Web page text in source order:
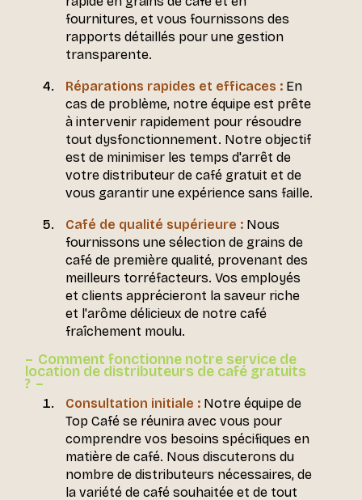
fournitures, et vous fournissons des
rapports détaillés pour une gestion
transparente.
Réparations rapides et efficaces : En
cas de problème, notre équipe est prête
à intervenir rapidement pour résoudre
tout dysfonctionnement. Notre objectif
est de minimiser les temps d'arrêt de
votre distributeur de café gratuit et de
vous garantir une expérience sans faille.
Café de qualité supérieure : Nous
fournissons une sélection de grains de
café de première qualité, provenant des
meilleurs torréfacteurs. Vos employés
et clients apprécieront la saveur riche
et l'arôme délicieux de notre café
fraîchement moulu.
Comment fonctionne notre service de
location de distributeurs de café gratuits
?
Consultation initiale : Notre équipe de
Top Café se réunira avec vous pour
comprendre vos besoins spécifiques en
matière de café. Nous discuterons du
nombre de distributeurs nécessaires, de
la variété de café souhaitée et de tout